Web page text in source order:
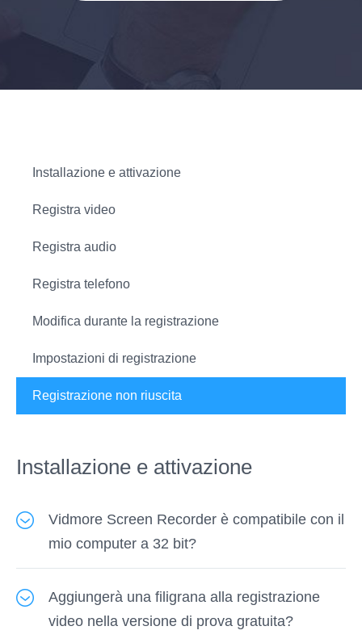
Installazione e attivazione
Registra video
Registra audio
Registra telefono
Modifica durante la registrazione
Impostazioni di registrazione
Registrazione non riuscita
Installazione e attivazione
Vidmore Screen Recorder è compatibile con il
mio computer a 32 bit?
installato su computer Windows in esecuzione
a 32 bit e 64 bit. Dai un'occhiatale specifiche
Aggiungerà una filigrana alla registrazione
video nella versione di prova gratuita?